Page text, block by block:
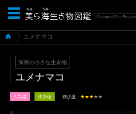
ユメナマコ
深海の小さな生き物
ユメナマコ
人気者 稀少種 稀少度： ★★★ ★★